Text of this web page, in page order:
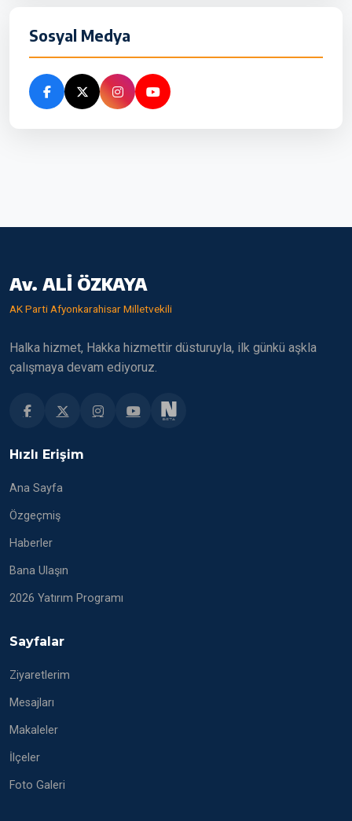
Sosyal Medya
Av. ALİ ÖZKAYA
AK Parti Afyonkarahisar Milletvekili
Halka hizmet, Hakka hizmettir düsturuyla, ilk günkü aşkla
çalışmaya devam ediyoruz.
Hızlı Erişim
Ana Sayfa
Özgeçmiş
Haberler
Bana Ulaşın
2026 Yatırım Programı
Sayfalar
Ziyaretlerim
Mesajları
Makaleler
İlçeler
Foto Galeri